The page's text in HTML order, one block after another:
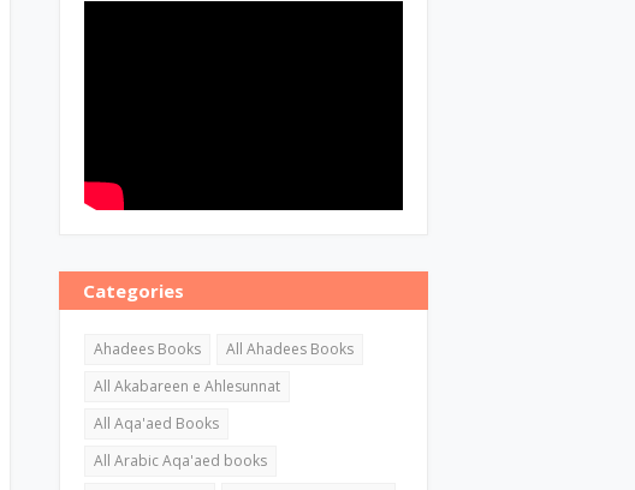
Categories
Ahadees Books
All Ahadees Books
All Akabareen e Ahlesunnat
All Aqa'aed Books
All Arabic Aqa'aed books